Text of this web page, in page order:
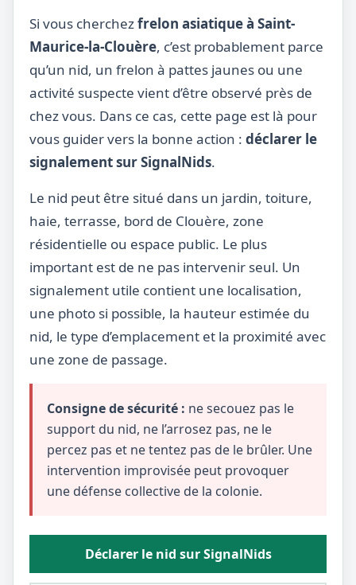
Si vous cherchezfrelon asiatique à Saint-
Maurice-la-Clouère, c’est probablement parce
qu’un nid, un frelon à pattes jaunes ou une
activité suspecte vient d’être observé près de
chez vous. Dans ce cas, cette page est là pour
vous guider vers la bonne action : déclarer le
signalement sur SignalNids.
Le nid peut être situé dans un jardin, toiture,
haie, terrasse, bord de Clouère, zone
résidentielle ou espace public. Le plus
important est de ne pas intervenir seul. Un
signalement utile contient une localisation,
une photo si possible, la hauteur estimée du
nid, le type d’emplacement et la proximité avec
une zone de passage.
Consigne de sécurité : ne secouez pas le
support du nid, ne l’arrosez pas, ne le
percez pas et ne tentez pas de le brûler. Une
intervention improvisée peut provoquer
une défense collective de la colonie.
Déclarer le nid sur SignalNids